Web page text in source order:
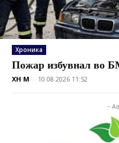
Хроника
Пожар избувнал во
XH M - 10.08.2026 11:52
-